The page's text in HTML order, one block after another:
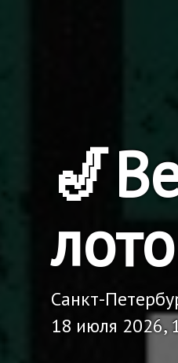
лото
Санкт-
18 июля 2026,